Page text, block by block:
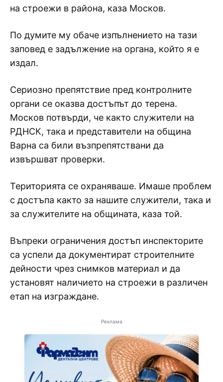
на строежи в района, каза Москов.
По думите му обаче изпълнението на тази
заповед е задължение на органа, който я е
издал.
Сериозно препятствие пред контролните
органи се оказва достъпът до терена.
Москов потвърди, че както служители на
РДНСК, така и представители на община
Варна са били възпрепятствани да
извършват проверки.
Територията се охраняваше. Имаше проблем
с достъпа както за нашите служители, така и
за служителите на общината, каза той.
Въпреки ограничения достъп инспекторите
са успели да документират строителните
дейности чрез снимков материал и да
установят наличието на строежи в различен
етап на изграждане.
Реклама